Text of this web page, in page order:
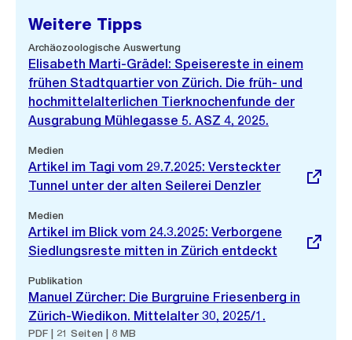
Weitere Tipps
Archäozoologische Auswertung
Elisabeth Marti-Grädel: Speisereste in einem
frühen Stadtquartier von Zürich. Die früh- und
hochmittelalterlichen Tierknochenfunde der
Ausgrabung Mühlegasse 5. ASZ 4, 2025.
Medien
Externer
Link:
Artikel im Tagi vom 29.7.2025: Versteckter
Tunnel unter der alten Seilerei Denzler
Medien
Externer
Link:
Artikel im Blick vom 24.3.2025: Verborgene
Siedlungsreste mitten in Zürich entdeckt
Publikation
Manuel Zürcher: Die Burgruine Friesenberg in
Zürich-Wiedikon. Mittelalter 30, 2025/1.
PDF | 21 Seiten | 8 MB